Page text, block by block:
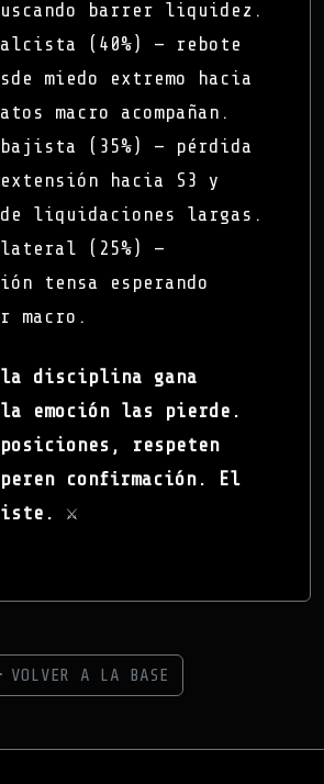
barrer liquidez.
alcista (40%) — rebote
miedo extremo hacia
macro acompañan.
(35%) — pérdida
hacia S3 y
liquidaciones largas.
lateral (25%) —
tensa esperando
macro.
la disciplina gana
emoción las pierde.
posiciones, respeten
confirmación. El
⚔️
VOLVER A LA BASE